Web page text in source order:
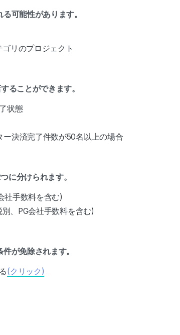
可能性があります。
リのプロジェクト
ることができます。
状態
決済完了件数が50名以上の場合
に分けられます。
社手数料を含む)
、PG会社手数料を含む)
が免除されます。
(クリック)